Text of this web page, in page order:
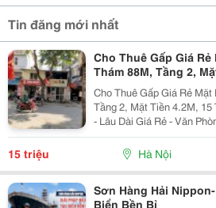
Tin đăng mới nhất
Cho Thuê Gấp Giá
Thám 88M, Tầng 2,
Đình.
Cho Thuê Gấp Giá Rẻ
Tầng 2, Mặt Tiền 4.2M,
- Lâu Dài Giá Rẻ - Văn
Văn Hóa - Gia Đình Ở -
Mô Tả: + Cho Thuê Gấp,
15 triệu Hà Nội
Sơn Hàng Hải
Biển Bền Bỉ